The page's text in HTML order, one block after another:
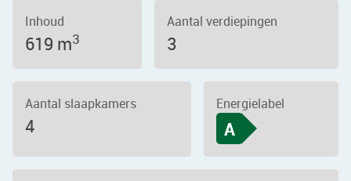
Inhoud
619 m3
Aantal verdiepingen
3
Aantal slaapkamers
4
Energielabel
A